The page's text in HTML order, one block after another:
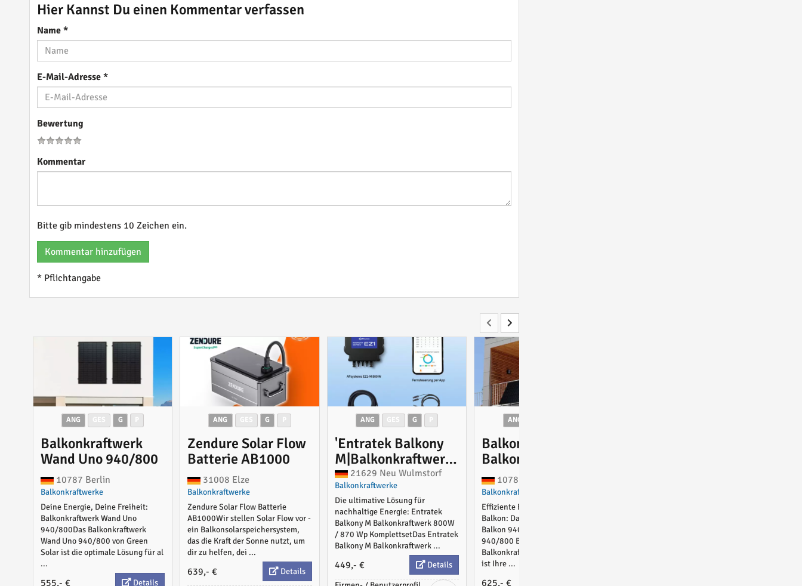
Hier Kannst Du einen Kommentar verfassen
Name *
E-Mail-Adresse *
Bewertung
Kommentar
Bitte gib mindestens 10 Zeichen ein.
Kommentar hinzufügen
* Pflichtangabe
ANG G
Balkonkraftwerk
Wand Uno 940/800
10787 Berlin
Balkonkraftwerke
Deine Energie, Deine Freiheit:
Balkonkraftwerk Wand Uno
940/800Das Balkonkraftwerk
Wand Uno 940/800 von Green
Solar ist die optimale Lösung für al
...
555,- € Details
ANG G
Zendure Solar Flow
Batterie AB1000
31008 Elze
Balkonkraftwerke
Zendure Solar Flow Batterie
AB1000Wir stellen Solar Flow vor -
ein Balkonsolarspeichersystem,
das die Kraft der Sonne nutzt, um
dir zu helfen, dei ...
639,- € Details
ANG G
'Entratek Balkony
M|Balkonkraftwerk
800W/880Wp
Komplettset|EZ1-
M&Glas-Glas
440Wp'
21629 Neu Wulmstorf
Balkonkraftwerke
Die ultimative Lösung für
nachhaltige Energie: Entratek
Balkony M Balkonkraftwerk 800W
/ 870 Wp KomplettsetDas Entratek
Balkony M Balkonkraftwerk ...
449,- €
Details
ANG
Balkonkraftwerk
Balkon 940/800
10787 Berlin
Balkonkraftwerke
Effiziente Energie für Ihren
Balkon: Das Balkonkraftwerk
Balkon 940/800Das 'SKW Duo
940/800 Balkon PLUS'
Balkonkraftwerk von Green Solar
ist Ihre ...
625,- €